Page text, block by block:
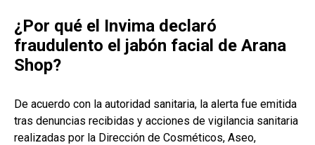
¿Por qué el Invima declaró
fraudulento el jabón facial de Arana
Shop?
De acuerdo con la autoridad sanitaria, la alerta fue emitida
tras denuncias recibidas y acciones de vigilancia sanitaria
realizadas por la Dirección de Cosméticos, Aseo,